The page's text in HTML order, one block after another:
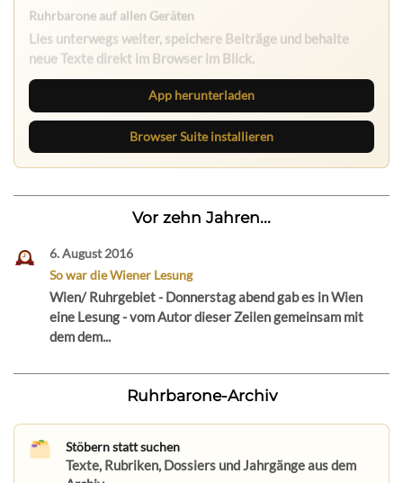
Ruhrbarone auf allen Geräten
Lies unterwegs weiter, speichere Beiträge und behalte
neue Texte direkt im Browser im Blick.
App herunterladen
Browser Suite installieren
Vor zehn Jahren...
6. August 2016
So war die Wiener Lesung
Wien/ Ruhrgebiet - Donnerstag abend gab es in Wien
eine Lesung - vom Autor dieser Zeilen gemeinsam mit
dem dem...
Ruhrbarone-Archiv
Stöbern statt suchen
Texte, Rubriken, Dossiers und Jahrgänge aus dem